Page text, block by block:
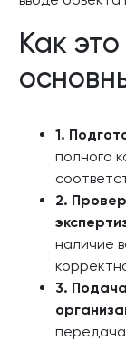
Как
1.
полного
2.
наличие
3.